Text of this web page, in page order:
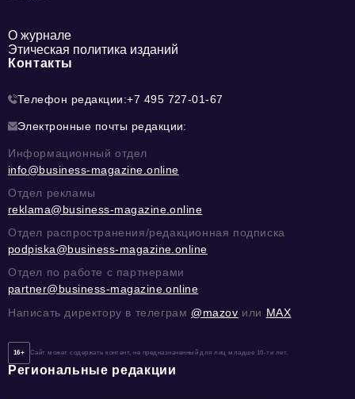
О журнале
Этическая политика изданий
Контакты
Телефон редакции:+7 495 727-01-67
Электронные почты редакции:
Информационный отдел
info@business-magazine.online
Отдел рекламы
reklama@business-magazine.online
Отдел распространения/редакционная подписка
podpiska@business-magazine.online
Отдел по работе с партнерами
partner@business-magazine.online
Написать директору в телеграм @mazov или MAX
16+ Сайт может содержать контент, не предназначенный для лиц младше 16-ти лет.
Региональные редакции